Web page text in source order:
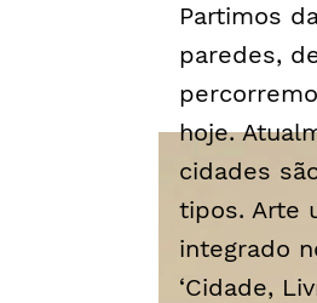
Partimos
paredes,
hoje.
cidades
tipos. Arte
integrado
‘Cidade,